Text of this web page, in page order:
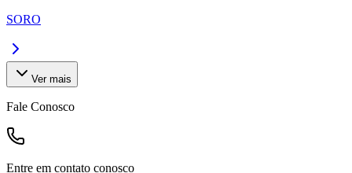
SORO
Ver mais
Fale Conosco
Entre em contato conosco